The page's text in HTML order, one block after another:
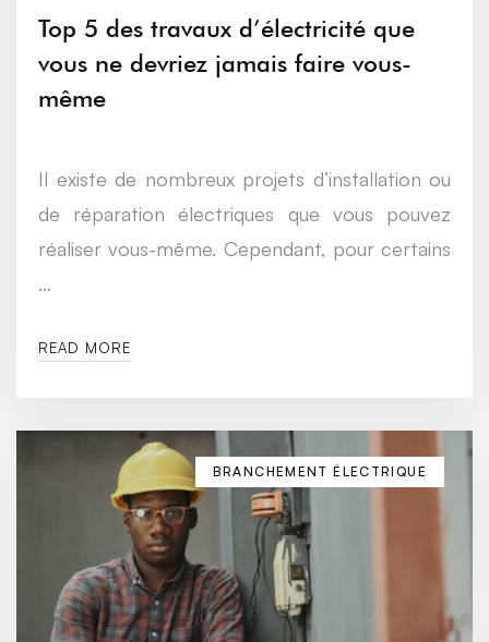
Top 5 des travaux d’électricité que
vous ne devriez jamais faire vous-
même
Il existe de nombreux projets d’installation ou
de réparation électriques que vous pouvez
réaliser vous-même. Cependant, pour certains
…
READ MORE
BRANCHEMENT ÉLECTRIQUE